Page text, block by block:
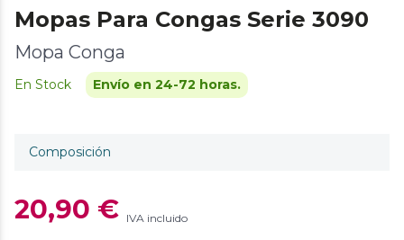
Mopas Para Congas Serie 3090
Mopa Conga
En Stock Envío en 24-72 horas.
Composición
20,90 € IVA incluido